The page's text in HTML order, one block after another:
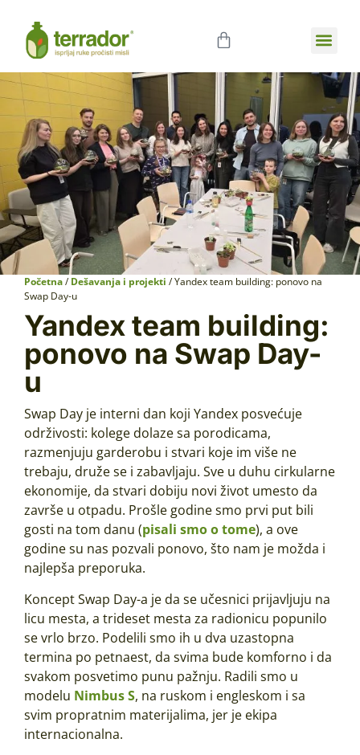
Početna/Dešavanja i projekti / Yandex team building: ponovo na
Swap Day-u
Yandex team building:
ponovo na Swap Day-
u
Swap Day je interni dan koji Yandex posvećuje
održivosti: kolege dolaze sa porodicama,
razmenjuju garderobu i stvari koje im više ne
trebaju, druže se i zabavljaju. Sve u duhu cirkularne
ekonomije, da stvari dobiju novi život umesto da
završe u otpadu. Prošle godine smo prvi put bili
gosti na tom danu (pisali smo o tome), a ove
godine su nas pozvali ponovo, što nam je možda i
najlepša preporuka.
Koncept Swap Day-a je da se učesnici prijavljuju na
licu mesta, a trideset mesta za radionicu popunilo
se vrlo brzo. Podelili smo ih u dva uzastopna
termina po petnaest, da svima bude komforno i da
svakom posvetimo punu pažnju. Radili smo u
modelu Nimbus S, na ruskom i engleskom i sa
svim propratnim materijalima, jer je ekipa
internacionalna.